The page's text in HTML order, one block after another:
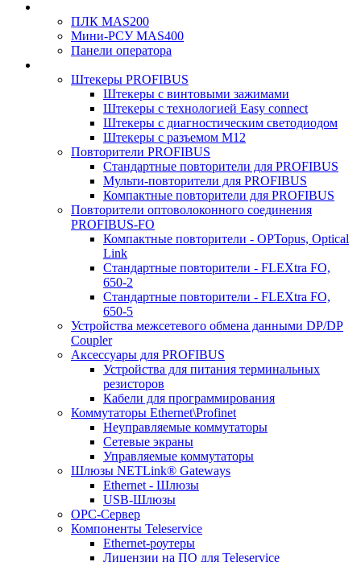
ПЛК MAS200
Мини-РСУ MAS400
Панели оператора
Штекеры PROFIBUS
Штекеры с винтовыми зажимами
Штекеры с технологией Easy connect
Штекеры с диагностическим светодиодом
Штекеры с разъемом М12
Повторители PROFIBUS
Стандартные повторители для PROFIBUS
Мульти-повторители для PROFIBUS
Компактные повторители для PROFIBUS
Повторители оптоволоконного соединения
PROFIBUS-FO
Компактные повторители - OPTopus, Optical
Link
Стандартные повторители - FLEXtra FO,
650-2
Стандартные повторители - FLEXtra FO,
650-5
Устройства межсетевого обмена данными DP/DP
Coupler
Аксессуары для PROFIBUS
Устройства для питания терминальных
резисторов
Кабели для программирования
Коммутаторы Ethernet\Profinet
Неуправляемые коммутаторы
Сетевые экраны
Управляемые коммутаторы
Шлюзы NETLink® Gateways
Ethernet - Шлюзы
USB-Шлюзы
ОРС-Сервер
Компоненты Teleservice
Ethernet-роутеры
Лицензии на ПО для Teleservice